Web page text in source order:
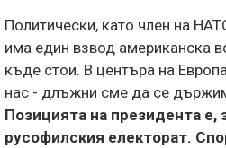
Политически, като член на
има един взвод американска
къде стои. В центъра на
нас - длъжни сме да се
Позицията на президента е,
русофилския електорат.